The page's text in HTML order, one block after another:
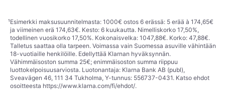
¹Esimerkki maksusuunnitelmasta: 1000€ ostos 6 erässä: 5 erää à 174,65€
ja viimeinen erä 174,63€. Kesto: 6 kuukautta. Nimelliskorko 17,50%,
todellinen vuosikorko 17,50%. Kokonaisvelka: 1047,88€. Korko: 47,88€.
Talletus saattaa olla tarpeen. Voimassa vain Suomessa asuville vähintään
18-vuotiaille henkilöille. Edellyttää Klarnan hyväksynnän.
Vähimmäisoston summa 25€; enimmäisoston summa riippuu
luottokelpoisuusarviosta. Luotonantaja: Klarna Bank AB (publ),
Sveavägen 46, 111 34 Tukholma, Y-tunnus: 556737-0431. Katso ehdot
osoitteesta https://www.klarna.com/fi/ehdot/.